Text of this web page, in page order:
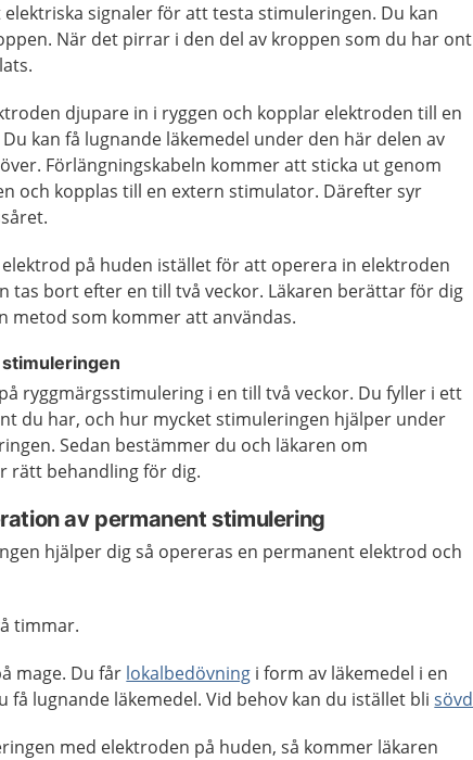
signaler för att testa stimuleringen. Du kan
När det pirrar i den del av kroppen som du har ont
djupare in i ryggen och kopplar elektroden till en
kan få lugnande läkemedel under den här delen av
Förlängningskabeln kommer att sticka ut genom
och kopplas till en extern stimulator. Därefter syr
på huden istället för att operera in elektroden
tas bort efter en till två veckor. Läkaren berättar för dig
metod som kommer att användas.
ryggmärgsstimulering i en till två veckor. Du fyller i ett
du har, och hur mycket stimuleringen hjälper under
Sedan bestämmer du och läkaren om
rätt behandling för dig.
av permanent stimulering
hjälper dig så opereras en permanent elektrod och
timmar.
mage. Du får lokalbedövning i form av läkemedel i en
få lugnande läkemedel. Vid behov kan du istället blisövd
med elektroden på huden, så kommer läkaren